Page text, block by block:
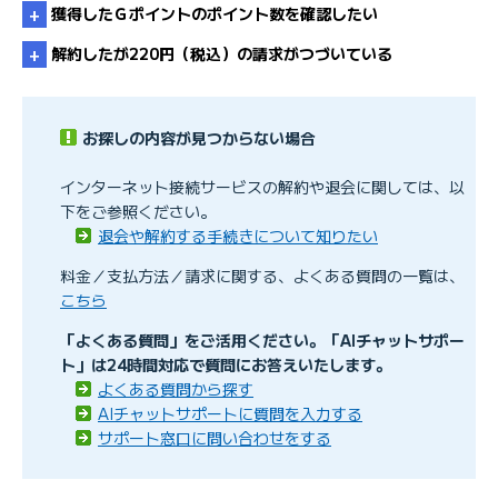
キャッシュバックの受け取り方法を知りたい
未払い料金について確認したい
獲得したＧポイントのポイント数を確認したい
解約したが220円（税込）の請求がつづいている
【KDDI請求】 退会後も口座振替手数料が請求される理
由を知りたい
お探しの内容が見つからない場合
インターネット接続サービスの解約や退会に関しては、以
下をご参照ください。
退会や解約する手続きについて知りたい
料金／支払方法／請求に関する、よくある質問の一覧は、
こちら
「よくある質問」をご活用ください。「AIチャットサポー
ト」は24時間対応で質問にお答えいたします。
よくある質問から探す
AIチャットサポートに質問を入力する
サポート窓口に問い合わせをする